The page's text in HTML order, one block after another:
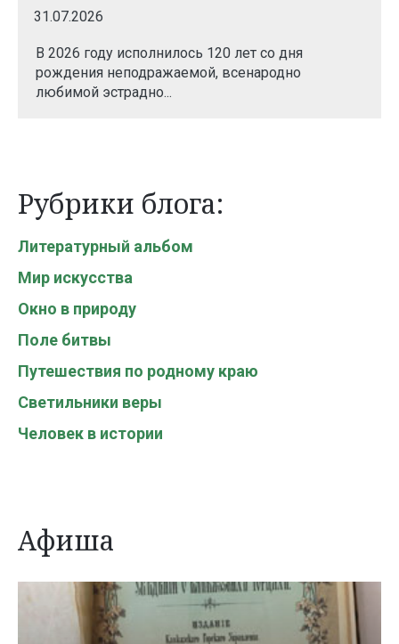
31.07.2026
В 2026 году исполнилось 120 лет со дня
рождения неподражаемой, всенародно
любимой эстрадно...
Рубрики блога:
Литературный альбом
Мир искусства
Окно в природу
Поле битвы
Путешествия по родному краю
Светильники веры
Человек в истории
Афиша